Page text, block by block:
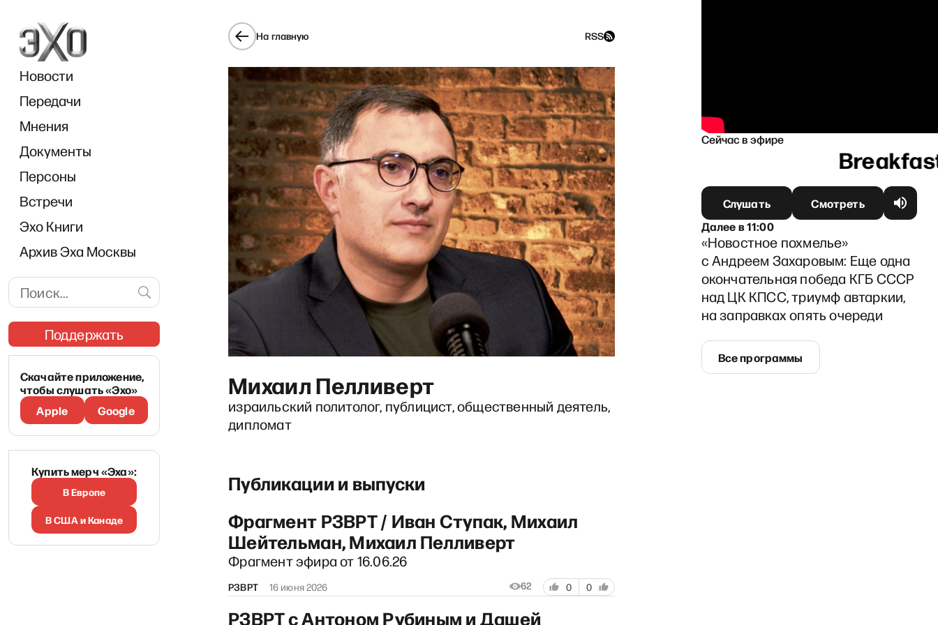
Новости
Передачи
Мнения
Документы
Персоны
Встречи
Эхо Книги
Архив Эха Москвы
Поддержать
Скачайте приложение,
чтобы слушать «Эхо»
Apple
Google
Купить мерч «Эха»:
В Европе
В США и Канаде
На главную RSS
Михаил Пелливерт
израильский политолог, публицист, общественный деятель,
дипломат
Публикации и выпуски
Фрагмент РЗВРТ / Иван Ступак, Михаил
Шейтельман, Михаил Пелливерт
Фрагмент эфира от 16.06.26
РЗВРТ 16 июня 2026 62 0 0
РЗВРТ с Антоном Рубиным и Дашей
Сейчас в эфире
Breakfast show с Максимом Поляковым
Слушать
Смотреть
Далеев11:00
«Новостное похмелье»
с Андреем Захаровым: Еще одна
окончательная победа КГБ СССР
над ЦК КПСС, триумф автаркии,
на заправках опять очереди
Все программы